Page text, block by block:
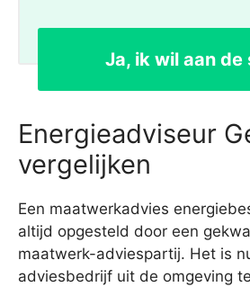
Ja, ik wil aan de
Energieadviseur
vergelijken
Een maatwerkadvies
altijd opgesteld door een
maatwerk-adviespartij. Het is
adviesbedrijf uit de omgeving